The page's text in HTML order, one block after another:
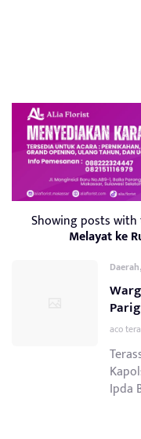
Showing posts
Melayat ke
Daerah,
aco
Ipda